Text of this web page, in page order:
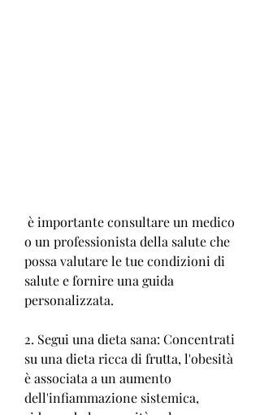
o un professionista della salute che
possa valutare le tue condizioni di
salute e fornire una guida
personalizzata.
2. Segui una dieta sana: Concentrati
su una dieta ricca di frutta, l'obesità
è associata a un aumento
dell'infiammazione sistemica,